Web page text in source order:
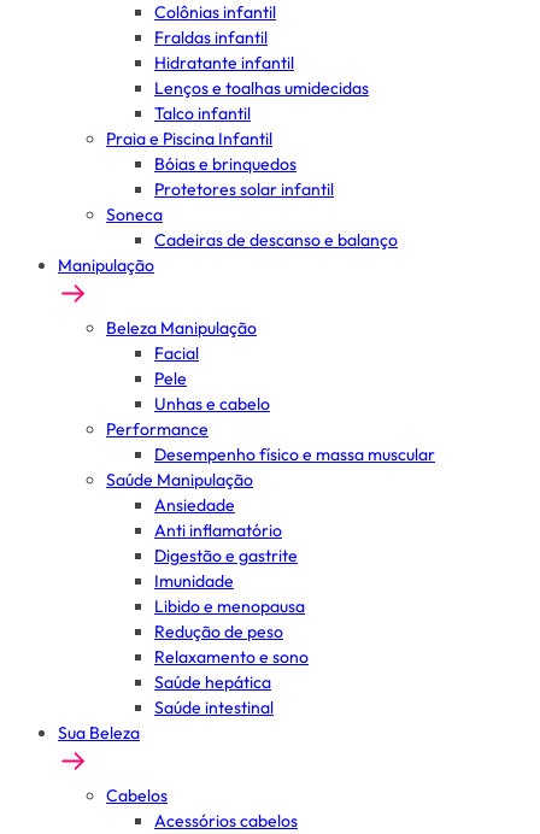
Colônias infantil
Fraldas infantil
Hidratante infantil
Lenços e toalhas umidecidas
Talco infantil
Praia e Piscina Infantil
Bóias e brinquedos
Protetores solar infantil
Soneca
Cadeiras de descanso e balanço
Manipulação
Beleza Manipulação
Facial
Pele
Unhas e cabelo
Performance
Desempenho físico e massa muscular
Saúde Manipulação
Ansiedade
Anti inflamatório
Digestão e gastrite
Imunidade
Libido e menopausa
Redução de peso
Relaxamento e sono
Saúde hepática
Saúde intestinal
Sua Beleza
Cabelos
Acessórios cabelos